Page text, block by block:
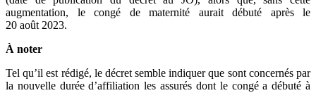
augmentation, le congé de maternité aurait débuté après le
20 août 2023.
À noter
Tel qu’il est rédigé, le décret semble indiquer que sont concernés par
la nouvelle durée d’affiliation les assurés dont le congé a débuté à